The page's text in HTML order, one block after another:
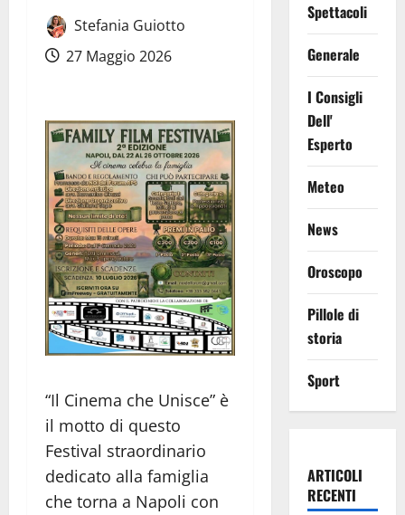
Stefania Guiotto
27 Maggio 2026
“Il Cinema che Unisce” è
il motto di questo
Festival straordinario
dedicato alla famiglia
che torna a Napoli con
Spettacoli
Generale
I Consigli
Dell'
Esperto
Meteo
News
Oroscopo
Pillole di
storia
Sport
ARTICOLI
RECENTI